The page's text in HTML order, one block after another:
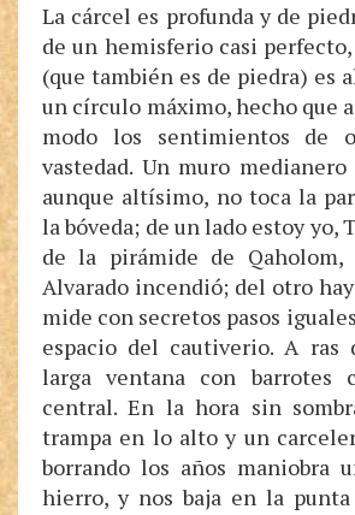
La cárcel es profunda y de
de un hemisferio casi
(que también es de piedra) es
un círculo máximo, hecho que
modo los sentimientos de
vastedad. Un muro
aunque altísimo, no toca la
la bóveda; de un lado estoy yo,
de la pirámide de Qaholom,
Alvarado incendió; del otro
mide con secretos pasos
espacio del cautiverio. A ras
larga ventana con barrotes
central. En la hora sin
trampa en lo alto y un
borrando los años maniobra
hierro, y nos baja en la